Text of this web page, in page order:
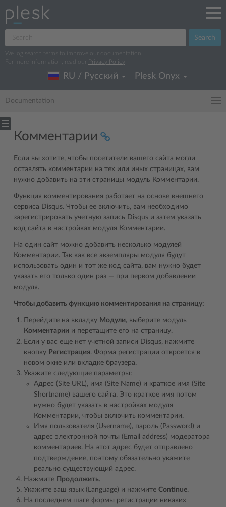
Search
We log search terms to improve our documentation.
For more information, read our
Privacy Policy
RU / Русский Plesk Onyx
Documentation
Комментарии
Если вы хотите, чтобы посетители вашего сайта могли
оставлять комментарии на тех или иных страницах, вам
нужно добавить на эти страницы модуль Комментарии.
Функция комментирования работает на основе внешнего
сервиса Disqus. Чтобы ее включить, вам необходимо
зарегистрировать учетную запись Disqus и затем указать
код сайта в настройках модуля Комментарии.
На один сайт можно добавить несколько модулей
Комментарии. Так как все экземпляры модуля будут
использовать один и тот же код сайта, вам нужно будет
указать его только один раз ― при первом добавлении
модуля.
Чтобы добавить функцию комментирования на страницу:
Перейдите на вкладку Модули, выберите модуль
Комментарии и перетащите его на страницу.
Если у вас еще нет учетной записи Disqus, нажмите
кнопку Регистрация. Форма регистрации откроется в
новом окне или вкладке браузера.
Укажите следующие параметры:
Адрес (Site URL), имя (Site Name) и краткое имя (Site
Shortname) вашего сайта. Это краткое имя потом
нужно будет указать в настройках модуля
Комментарии, чтобы включить комментарии.
Имя пользователя (Username), пароль (Password) и
адрес электронной почты (Email address) модератора
комментариев. На этот адрес будет отправлено
подтверждение, поэтому обязательно укажите
реально существующий адрес.
Нажмите
Продолжить.
Укажите ваш язык (Language) и нажмите Continue.
На последнем шаге формы регистрации никаких